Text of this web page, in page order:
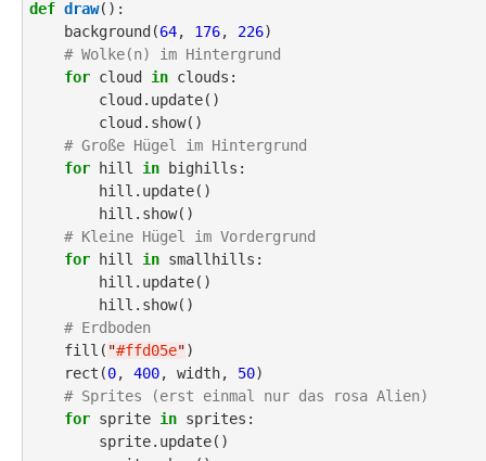
def draw():
    background(
64, 176, 226)
# Wolke(n) im Hintergrund
for cloud in clouds:
# Große Hügel im Hintergrund
for hill in bighills:
# Kleine Hügel im Vordergrund
for hill in smallhills:
# Erdboden
    fill(
"#ffd05e")
    rect(
0, 400, width, 50)
# Sprites (erst einmal nur das rosa Alien)
for sprite in sprites: